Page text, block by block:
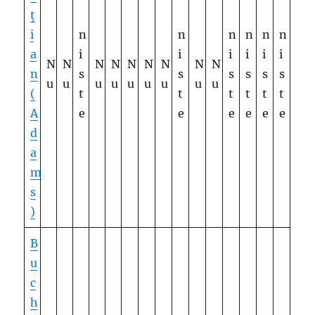
ț
i
a
n
(
A
d
a
m
s
)
N
u
N
u
n
i
s
t
e
N
u
N
u
N
u
N
u
N
u
n
i
s
t
e
N
u
N
u
n
i
s
t
e
n
i
s
t
e
n
i
s
t
e
n
i
s
t
e
B
u
c
h